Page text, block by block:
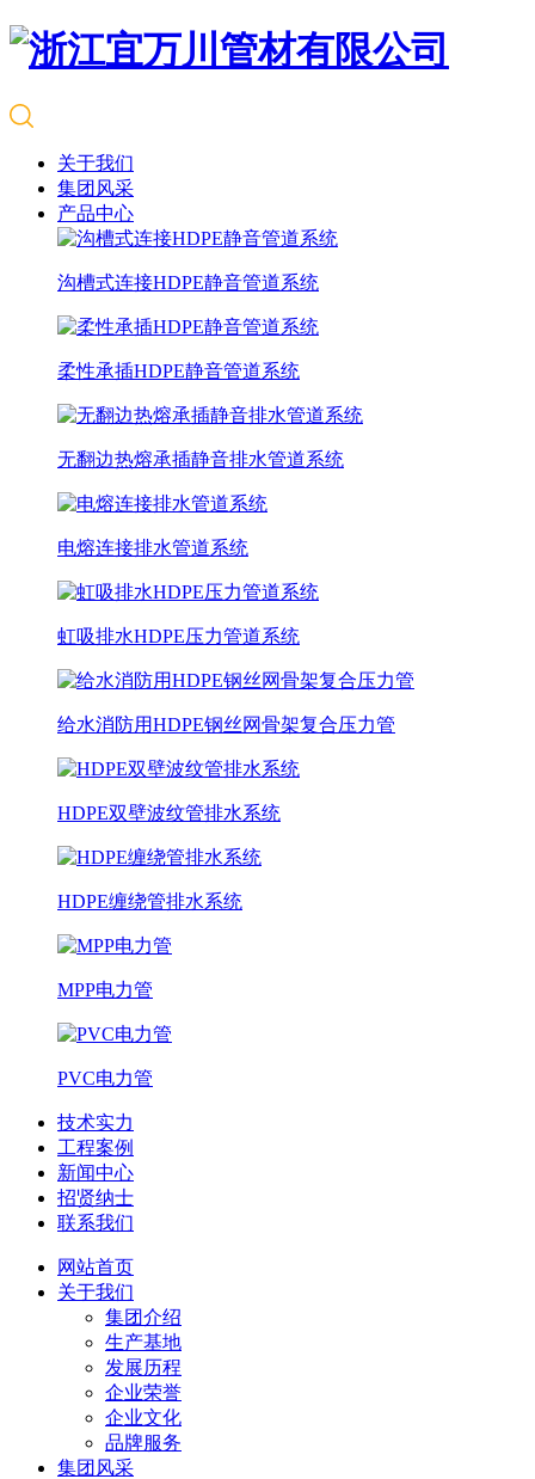
关于我们
集团风采
产品中心
沟槽式连接HDPE静音管道系统
柔性承插HDPE静音管道系统
无翻边热熔承插静音排水管道系统
电熔连接排水管道系统
虹吸排水HDPE压力管道系统
给水消防用HDPE钢丝网骨架复合压力管
HDPE双壁波纹管排水系统
HDPE缠绕管排水系统
MPP电力管
PVC电力管
技术实力
工程案例
新闻中心
招贤纳士
联系我们
网站首页
关于我们
集团介绍
生产基地
发展历程
企业荣誉
企业文化
品牌服务
集团风采